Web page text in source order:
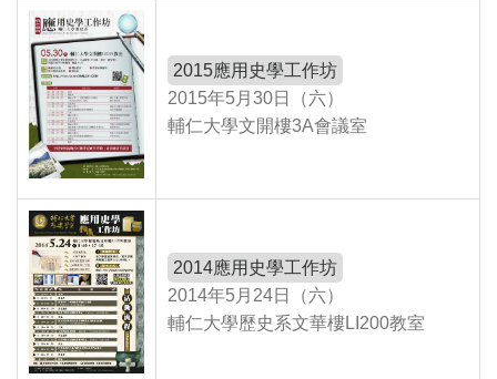
2015應用史學工作坊
2015年5月30日（六）
輔仁大學文開樓3A會議室
2014應用史學工作坊
2014年5月24日（六）
輔仁大學歷史系文華樓LI200教室